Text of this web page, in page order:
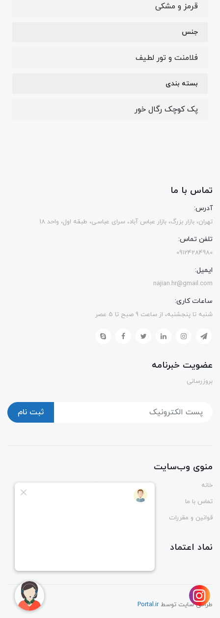
قرمز و مشکی
جنس
فلامنت و تور لطیف
بسته بندی
پک کوچک رگال خور
تماس با ما
آدرس:
تهران، بازار بزرگ، بازار عباس آباد، سرای عباسی، طبقه اول، واحد 18
تلفن تماس:
09124284980
ایمیل:
najian.hr@gmail.com
ساعات کاری:
شنبه تا پنجشنبه، از ساعت 9 صبح تا 5 عصر
عضویت خبرنامه
بروزرسانی
ثبت نام
منوی وب‌سایت
خانه
تماس با ما
قوانین و مقررات
نماد اعتماد
طراحی سایت توسطPortal.ir